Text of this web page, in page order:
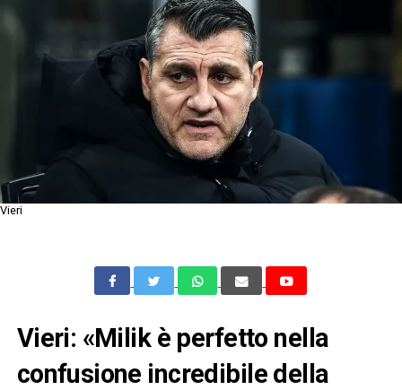
Vieri
Vieri: «Milik è perfetto nella
confusione incredibile della